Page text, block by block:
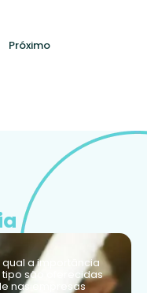
Próximo
a importância
são oferecidas
nas empresas